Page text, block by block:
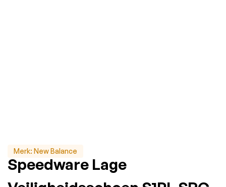
Merk: New Balance
Speedware Lage